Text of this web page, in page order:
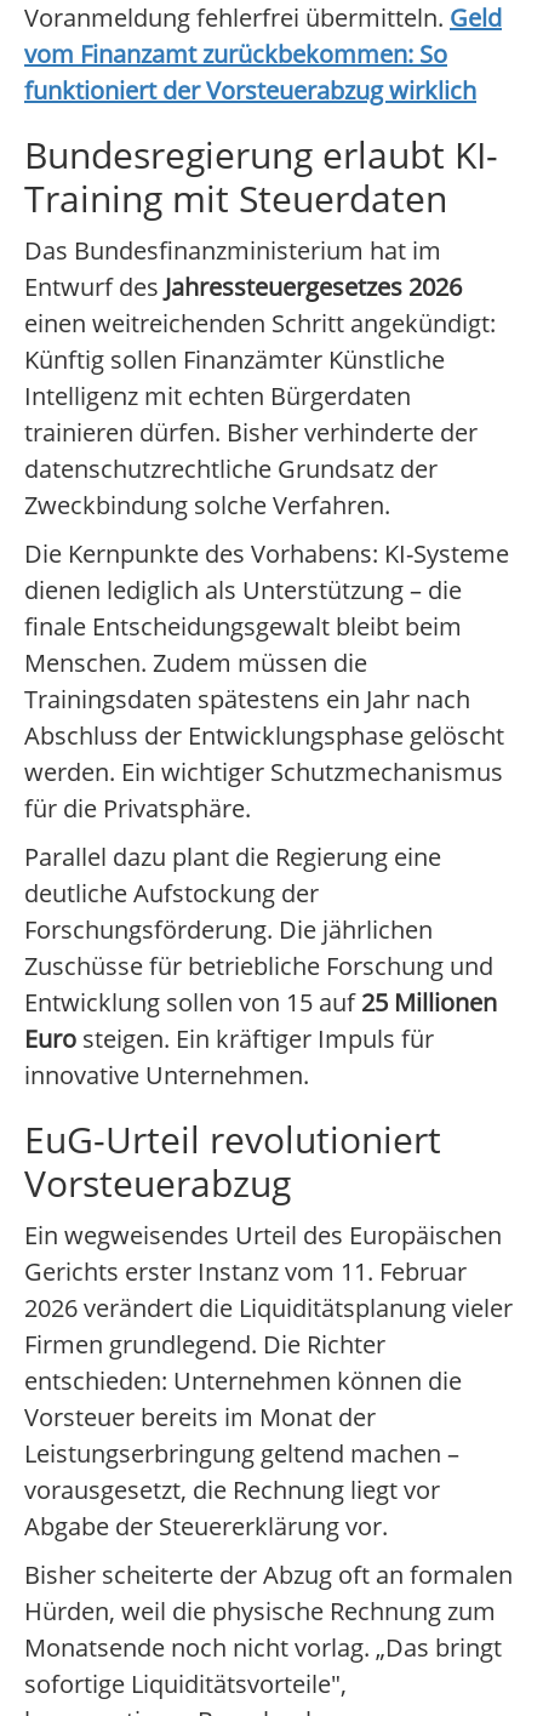
Voranmeldung fehlerfrei übermitteln. Geld
vom Finanzamt zurückbekommen: So
funktioniert der Vorsteuerabzug wirklich
Bundesregierung erlaubt KI-
Training mit Steuerdaten
Das Bundesfinanzministerium hat im
Entwurf des Jahressteuergesetzes 2026
einen weitreichenden Schritt angekündigt:
Künftig sollen Finanzämter Künstliche
Intelligenz mit echten Bürgerdaten
trainieren dürfen. Bisher verhinderte der
datenschutzrechtliche Grundsatz der
Zweckbindung solche Verfahren.
Die Kernpunkte des Vorhabens: KI-Systeme
dienen lediglich als Unterstützung – die
finale Entscheidungsgewalt bleibt beim
Menschen. Zudem müssen die
Trainingsdaten spätestens ein Jahr nach
Abschluss der Entwicklungsphase gelöscht
werden. Ein wichtiger Schutzmechanismus
für die Privatsphäre.
Parallel dazu plant die Regierung eine
deutliche Aufstockung der
Forschungsförderung. Die jährlichen
Zuschüsse für betriebliche Forschung und
Entwicklung sollen von 15 auf25 Millionen
Euro steigen. Ein kräftiger Impuls für
innovative Unternehmen.
EuG-Urteil revolutioniert
Vorsteuerabzug
Ein wegweisendes Urteil des Europäischen
Gerichts erster Instanz vom 11. Februar
2026 verändert die Liquiditätsplanung vieler
Firmen grundlegend. Die Richter
entschieden: Unternehmen können die
Vorsteuer bereits im Monat der
Leistungserbringung geltend machen –
vorausgesetzt, die Rechnung liegt vor
Abgabe der Steuererklärung vor.
Bisher scheiterte der Abzug oft an formalen
Hürden, weil die physische Rechnung zum
Monatsende noch nicht vorlag. „Das bringt
sofortige Liquiditätsvorteile",